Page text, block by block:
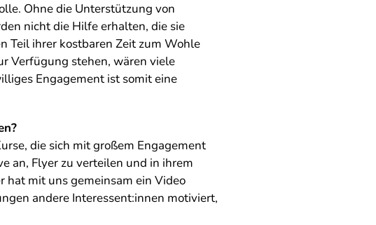
Ohne die Unterstützung von
nicht die Hilfe erhalten, die sie
Teil ihrer kostbaren Zeit zum Wohle
Verfügung stehen, wären viele
Engagement ist somit eine
die sich mit großem Engagement
an, Flyer zu verteilen und in ihrem
hat mit uns gemeinsam ein Video
andere Interessent:innen motiviert,